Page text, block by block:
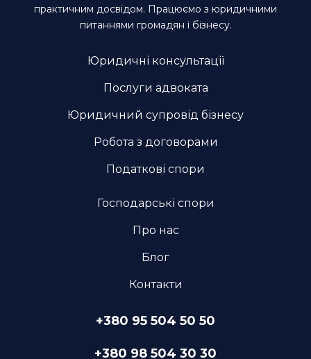
практичним досвідом. Працюємо з юридичними
питаннями громадян і бізнесу.
Юридичні консультації
Послуги адвоката
Юридичний супровід бізнесу
Робота з договорами
Податкові спори
Господарські спори
Про нас
Блог
Контакти
+380 95 504 50 50
+380 98 504 30 30